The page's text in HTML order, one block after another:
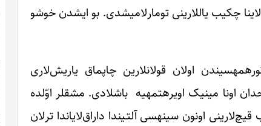
یالنیز بیر گون آخشام ایلخی اوتلاق‌دان کنده قایـیداندا «ائیواز» اونا یاخین‌لاشیب الینی ساغری‌لاینا چکیب یال‎لارینی تومارلامیشدی. بو ایش‎دن خوشو
نشریه‎لرین یازدیغینا گوره، دورد آی سونرا خرمن بایرامیندا قاراداغ‌دا، قاراباغ آت‌لاری توره‎مه‎سیندن اولان قولان‎لارین چاپماق یاریش‌لاری
کئچیریله‎جک ایدی، ائیواز بو یاریش‌لاردا ترلان‎لا بیرلیکده اشتراک ائتمک قرارینا گلیب، صاباح‎دان اونا مینیک اویره‎تمه‎یه باشلادی. مشق‎لر اوّل‎ده
بیر آز چتین اولسا دا سونرالار ایش‎لر یاخشی‎ قاباغا گئدیردی. ائیواز ترلانین کوره‎یینده اوتوروب قیچ‌لارینی اونون سینه‎سی آلتـیندا داراق‌لایاندا ترلان